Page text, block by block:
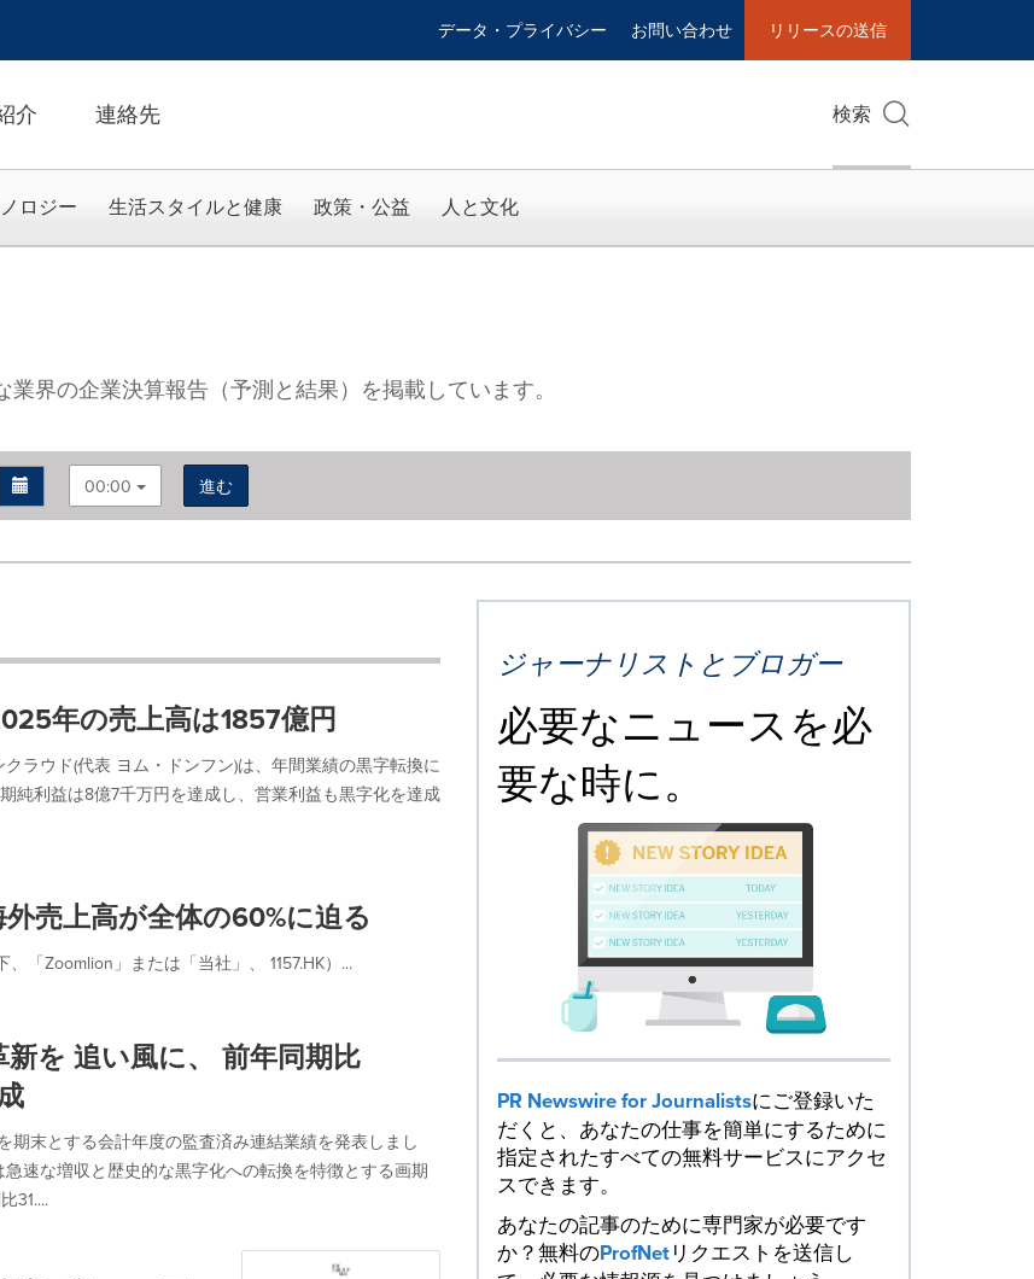
データ・プライバシー お問い合わせ リリースの送信
介 連絡先 検索
ロジー 生活スタイルと健康 政策・公益 人と文化
界の企業決算報告（予測と結果）を掲載しています。
00:00
進む
年の売上高は1857億円
ラウド(代表 ヨム・ドンフン)は、年間業績の黒字転換に
純利益は8億7千万円を達成し、営業利益も黒字化を達成
売上高が全体の60%に迫る
「Zoomlion」または「当社」、 1157.HK）...
を 追い風に、 前年同期比
期末とする会計年度の監査済み連結業績を発表しまし
速な増収と歴史的な黒字化への転換を特徴とする画期
31....
ジャーナリストとブロガー
必要なニュースを必
要な時に。
PR Newswire for Journalistsにご登録いた
だくと、あなたの仕事を簡単にするために
指定されたすべての無料サービスにアクセ
スできます。
あなたの記事のために専門家が必要です
か？無料のProfNetリクエストを送信し